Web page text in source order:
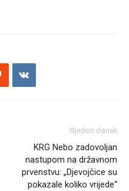
Sljedeći članak
KRG Nebo zadovoljan
nastupom na državnom
prvenstvu: „Djevojčice su
pokazale koliko vrijede“